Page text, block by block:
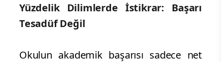
Yüzdelik Dilimlerde İstikrar: Başarı
Tesadüf Değil
Okulun akademik başarısı sadece net